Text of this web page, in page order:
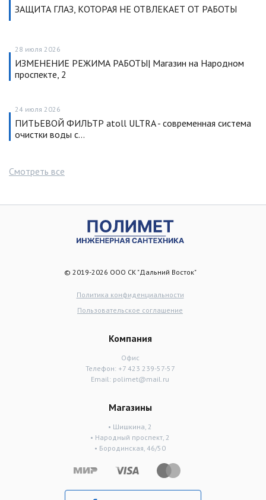
ЗАЩИТА ГЛАЗ, КОТОРАЯ НЕ ОТВЛЕКАЕТ ОТ РАБОТЫ
28 июля 2026
ИЗМЕНЕНИЕ РЕЖИМА РАБОТЫ| Магазин на Народном
проспекте, 2
24 июля 2026
ПИТЬЕВОЙ ФИЛЬТР atoll ULTRA - современная система
очистки воды с…
Смотреть все
© 2019-2026 ООО СК "Дальний Восток"
Политика конфиденциальности
Пользовательское соглашение
Компания
Офис
Телефон: +7 423 239-57-57
Email: polimet@mail.ru
Магазины
• Шишкина, 2
• Народный проспект, 2
• Бородинская, 46/50